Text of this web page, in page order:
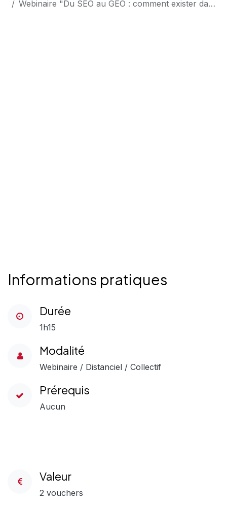
Webinaire "Du SEO au GEO : comment exister dans les réponses générées par l’IA ?"
Informations pratiques
Durée
1h15
Modalité
Webinaire / Distanciel / Collectif
Prérequis
Aucun
Valeur
2 vouchers